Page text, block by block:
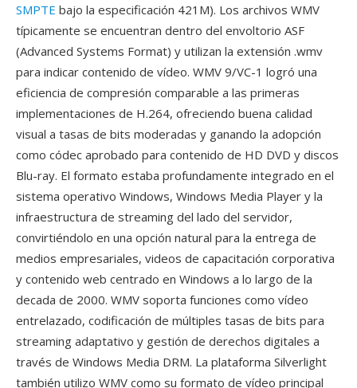
SMPTE bajo la especificación 421M). Los archivos WMV
típicamente se encuentran dentro del envoltorio ASF
(Advanced Systems Format) y utilizan la extensión .wmv
para indicar contenido de vídeo. WMV 9/VC-1 logró una
eficiencia de compresión comparable a las primeras
implementaciones de H.264, ofreciendo buena calidad
visual a tasas de bits moderadas y ganando la adopción
como códec aprobado para contenido de HD DVD y discos
Blu-ray. El formato estaba profundamente integrado en el
sistema operativo Windows, Windows Media Player y la
infraestructura de streaming del lado del servidor,
convirtiéndolo en una opción natural para la entrega de
medios empresariales, videos de capacitación corporativa
y contenido web centrado en Windows a lo largo de la
decada de 2000. WMV soporta funciones como vídeo
entrelazado, codificación de múltiples tasas de bits para
streaming adaptativo y gestión de derechos digitales a
través de Windows Media DRM. La plataforma Silverlight
también utilizo WMV como su formato de vídeo principal